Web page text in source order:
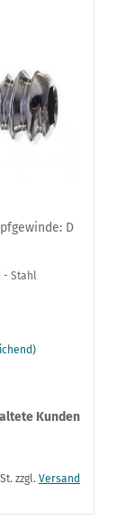
D
- Stahl
Kunden
zzgl. Versand